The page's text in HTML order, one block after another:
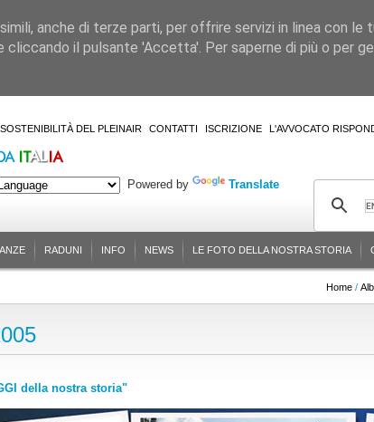
SOSTENIBILITÀ DEL PLEINAIR CONTATTI ISCRIZIONE L'AVVOCATO
Powered by Translate
RADUNI INFO NEWS LE FOTO DELLA NOSTRA STORIA
Home /
della nostra storia"
anche di terze parti, per offrire servizi in linea con le
il pulsante 'Accetta'. Per saperne di più o per